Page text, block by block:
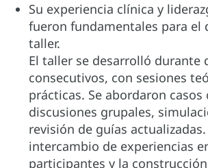
Su experiencia clínica y
fueron fundamentales para el
taller.
El taller se desarrolló durante
consecutivos, con sesiones
prácticas. Se abordaron casos
discusiones grupales,
revisión de guías
intercambio de experiencias
participantes y la